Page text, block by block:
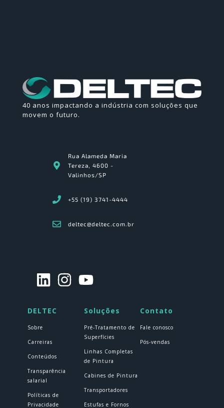
40 anos impactando a indústria com soluções que
movem o futuro.
Rua Alameda Maria
Tereza, 4600 -
Valinhos/SP
+55 (19) 3741-4444
deltec@deltec.com.br
DELTEC Soluções Contato
Sobre
Carreiras
Conteúdos
Transparência
salarial
Políticas de
Privacidade
Pré-Tratamento de
Superfícies
Linhas Completas
de Pintura
Cabines de Pintura
Transportadores
Estufas e Fornos
Fale conosco
Pós-vendas